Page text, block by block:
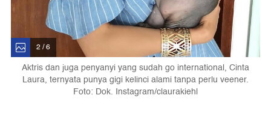
2 / 6
Aktris dan juga penyanyi yang sudah go international, Cinta
Laura, ternyata punya gigi kelinci alami tanpa perlu veener.
Foto: Dok. Instagram/claurakiehl